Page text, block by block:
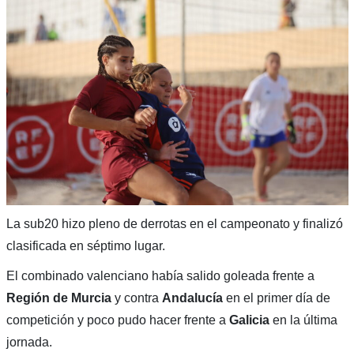
La sub20 hizo pleno de derrotas en el campeonato y finalizó
clasificada en séptimo lugar.
El combinado valenciano había salido goleada frente a
Región de Murciay contra Andalucíaen el primer día de
competición y poco pudo hacer frente a Galiciaen la última
jornada.